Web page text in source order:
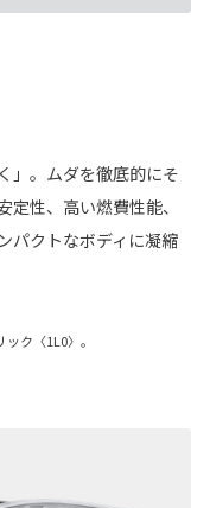
」。ムダを徹底的にそ
性、高い燃費性能、
パクトなボディに凝縮
ク〈1L0〉。